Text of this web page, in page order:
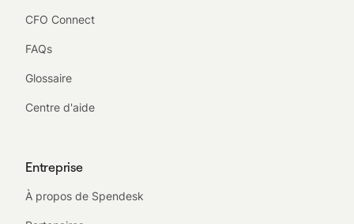
CFO Connect
FAQs
Glossaire
Centre d'aide
Entreprise
À propos de Spendesk